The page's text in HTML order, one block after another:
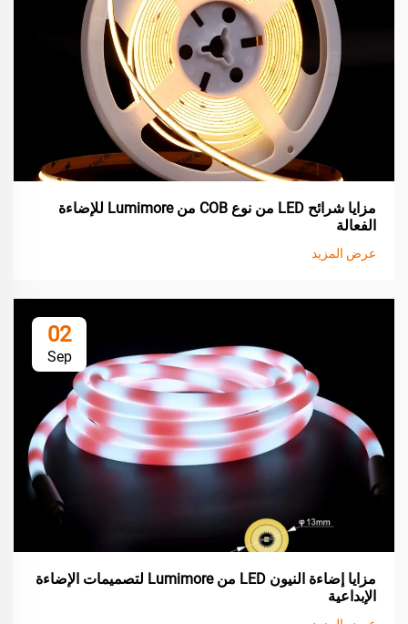
مزايا شرائح LED من نوع COB من Lumimore للإضاءة
الفعالة
عرض المزيد
02
Sep
مزايا إضاءة النيون LED من Lumimore لتصميمات الإضاءة
الإبداعية